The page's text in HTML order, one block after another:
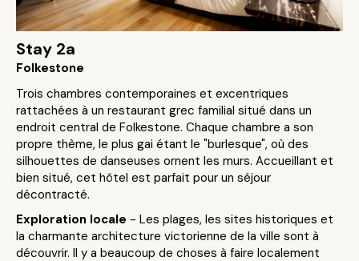
Stay 2a
Folkestone
Trois chambres contemporaines et excentriques
rattachées à un restaurant grec familial situé dans un
endroit central de Folkestone. Chaque chambre a son
propre thème, le plus gai étant le "burlesque", où des
silhouettes de danseuses ornent les murs. Accueillant et
bien situé, cet hôtel est parfait pour un séjour
décontracté.
Exploration locale - Les plages, les sites historiques et
la charmante architecture victorienne de la ville sont à
découvrir. Il y a beaucoup de choses à faire localement